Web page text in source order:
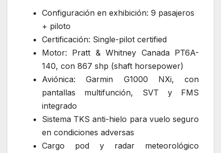
Configuración en exhibición: 9 pasajeros
+ piloto
Certificación: Single-pilot certified
Motor: Pratt & Whitney Canada PT6A-
140, con 867 shp (shaft horsepower)
Aviónica: Garmin G1000 NXi, con
pantallas multifunción, SVT y FMS
integrado
Sistema TKS anti-hielo para vuelo seguro
en condiciones adversas
Cargo pod y radar meteorológico